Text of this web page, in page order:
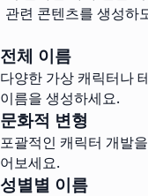
관련 콘텐츠를 생성하
전체 이름
다양한 가상 캐릭터나
이름을 생성하세요.
문화적 변형
포괄적인 캐릭터 개발
어보세요.
성별별 이름